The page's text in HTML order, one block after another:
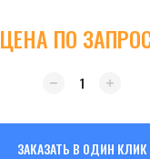
ЦЕНА ПО
ЗАКАЗАТЬ В ОДИН КЛИК